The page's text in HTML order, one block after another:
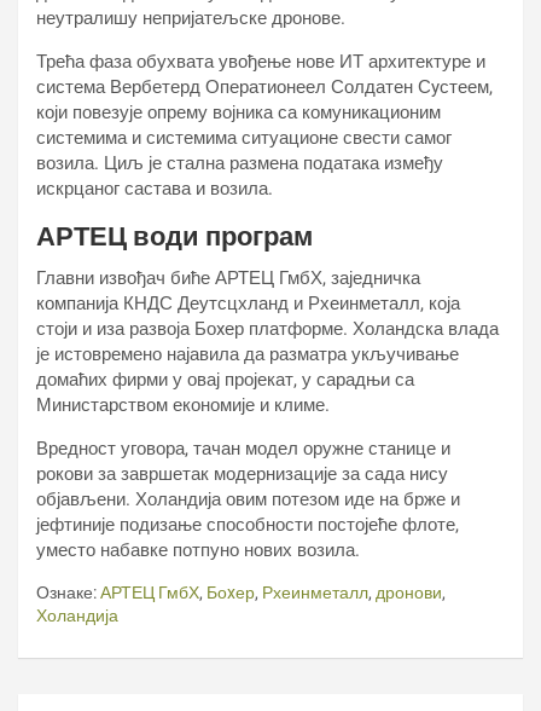
неутралишу непријатељске дронове.
Трећа фаза обухвата увођење нове ИТ архитектуре и
система Вербетерд Оператионеел Солдатен Сyстеем,
који повезује опрему војника са комуникационим
системима и системима ситуационе свести самог
возила. Циљ је стална размена података између
искрцаног састава и возила.
АРТЕЦ води програм
Главни извођач биће АРТЕЦ ГмбХ, заједничка
компанија КНДС Деутсцхланд и Рхеинметалл, која
стоји и иза развоја Боxер платформе. Холандска влада
је истовремено најавила да разматра укључивање
домаћих фирми у овај пројекат, у сарадњи са
Министарством економије и климе.
Вредност уговора, тачан модел оружне станице и
рокови за завршетак модернизације за сада нису
објављени. Холандија овим потезом иде на брже и
јефтиније подизање способности постојеће флоте,
уместо набавке потпуно нових возила.
Ознаке:АРТЕЦ ГмбХ, Боxер, Рхеинметалл, дронови,
Холандија